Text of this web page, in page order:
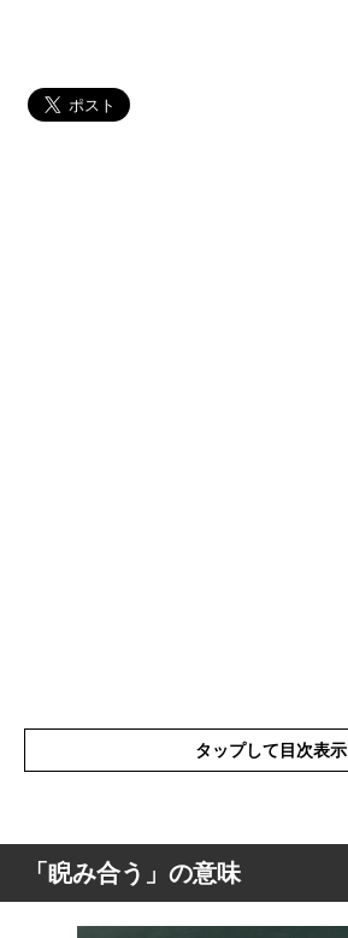
タップして目次表示
「睨み合う」の意味
「睨み合う」の意味